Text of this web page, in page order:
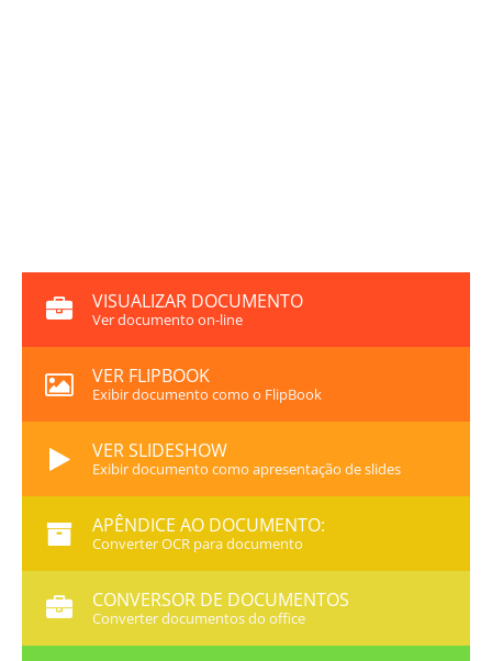
VISUALIZAR DOCUMENTO
Ver documento on-line
VER FLIPBOOK
Exibir documento como o FlipBook
VER SLIDESHOW
Exibir documento como apresentação de slides
APÊNDICE AO DOCUMENTO:
Converter OCR para documento
CONVERSOR DE DOCUMENTOS
Converter documentos do office